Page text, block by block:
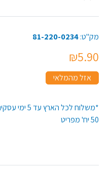
מק"ט:81-220-0234
₪5.90
אזל מהמלאי
*משלוח לכל
50 יח' מפריט